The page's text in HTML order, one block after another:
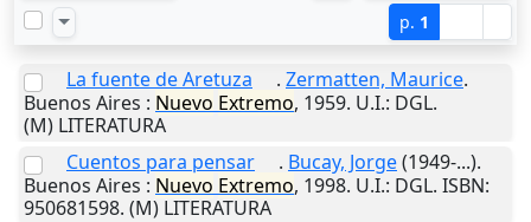
p. 1
La fuente de Aretuza . Zermatten, Maurice.
Buenos Aires : Nuevo Extremo, 1959. U.I.: DGL.
(M) LITERATURA
Cuentos para pensar
. Bucay, Jorge(1949-...).
Buenos Aires : Nuevo Extremo, 1998. U.I.: DGL. ISBN:
950681598. (M) LITERATURA